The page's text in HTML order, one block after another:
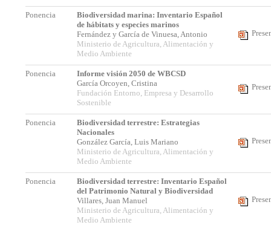
Ponencia
Biodiversidad marina: Inventario Español
de hábitats y especies marinos
Fernández y García de Vinuesa, Antonio
Ministerio de Agricultura, Alimentación y
Medio Ambiente
Ponencia
Informe visión 2050 de WBCSD
García Orcoyen, Cristina
Fundación Entorno, Empresa y Desarrollo
Sostenible
Ponencia
Biodiversidad terrestre: Estrategias
Nacionales
González García, Luis Mariano
Ministerio de Agricultura, Alimentación y
Medio Ambiente
Ponencia
Biodiversidad terrestre: Inventario Español
del Patrimonio Natural y Biodiversidad
Villares, Juan Manuel
Ministerio de Agricultura, Alimentación y
Medio Ambiente